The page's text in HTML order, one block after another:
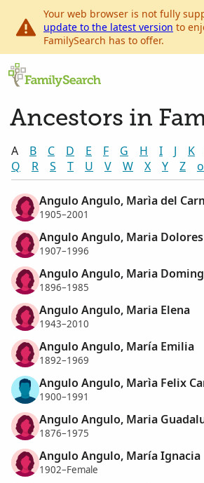
Your web browser is not fully
update to the latest version to
FamilySearch has to offer.
Ancestors in
A B C D E F G H I J K
Q
R S T U V W X Y Z
Angulo Angulo, Marìa del
1905–2001
Angulo Angulo, Maria Dolores
1907–1996
Angulo Angulo, Maria
1896–1985
Angulo Angulo, Maria Elena
1943–2010
Angulo Angulo, María Emilia
1892–1969
Angulo Angulo, Marìa Felix
1900–1991
Angulo Angulo, Maria
1876–1975
Angulo Angulo, María Ignacia
1902–Female